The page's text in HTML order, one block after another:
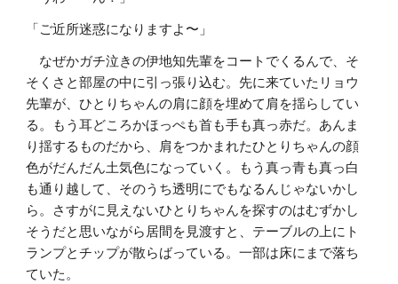
「ご近所迷惑になりますよ〜」
なぜかガチ泣きの伊地知先輩をコートでくるんで、そ
そくさと部屋の中に引っ張り込む。先に来ていたリョウ
先輩が、ひとりちゃんの肩に顔を埋めて肩を揺らしてい
る。もう耳どころかほっぺも首も手も真っ赤だ。あんま
り揺するものだから、肩をつかまれたひとりちゃんの顔
色がだんだん土気色になっていく。もう真っ青も真っ白
も通り越して、そのうち透明にでもなるんじゃないかし
ら。さすがに見えないひとりちゃんを探すのはむずかし
そうだと思いながら居間を見渡すと、テーブルの上にト
ランプとチップが散らばっている。一部は床にまで落ち
ていた。